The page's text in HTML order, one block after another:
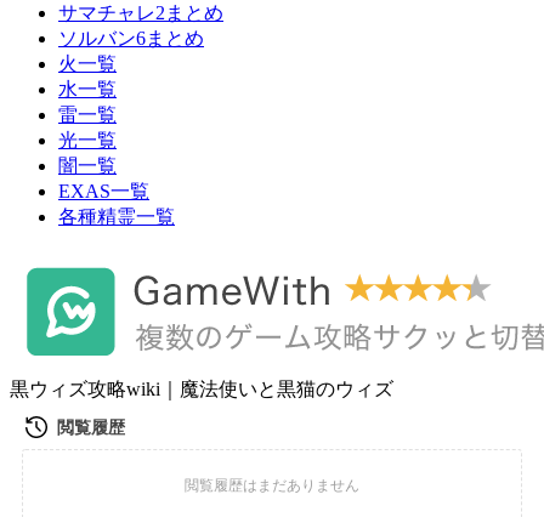
サマチャレ2まとめ
ソルバン6まとめ
火一覧
水一覧
雷一覧
光一覧
闇一覧
EXAS一覧
各種精霊一覧
黒ウィズ攻略wiki｜魔法使いと黒猫のウィズ